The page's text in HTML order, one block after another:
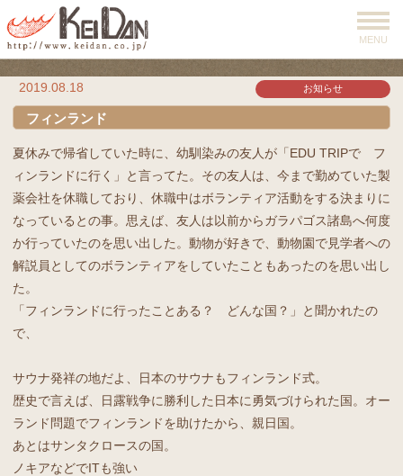
MENU
2019.08.18 お知らせ
フィンランド
夏休みで帰省していた時に、幼馴染みの友人が「EDU TRIPで フ
ィンランドに行く」と言ってた。その友人は、今まで勤めていた製
薬会社を休職しており、休職中はボランティア活動をする決まりに
なっているとの事。思えば、友人は以前からガラパゴス諸島へ何度
か行っていたのを思い出した。動物が好きで、動物園で見学者への
解説員としてのボランティアをしていたこともあったのを思い出し
た。
「フィンランドに行ったことある？ どんな国？」と聞かれたの
で、
サウナ発祥の地だよ、日本のサウナもフィンランド式。
歴史で言えば、日露戦争に勝利した日本に勇気づけられた国。オー
ランド問題でフィンランドを助けたから、親日国。
あとはサンタクロースの国。
ノキアなどでITも強い